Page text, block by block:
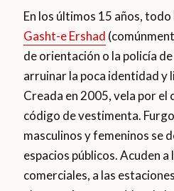
En los últimos 15 años,
Gasht-e Ershad
de orientación o la policía
arruinar la poca identidad y
Creada en 2005, vela por el
código de vestimenta.
masculinos y femeninos se
espacios públicos. Acuden
comerciales, a las